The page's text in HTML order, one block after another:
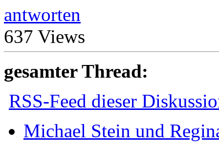
antworten
637 Views
gesamter Thread:
RSS-Feed dieser
Michael Stein und